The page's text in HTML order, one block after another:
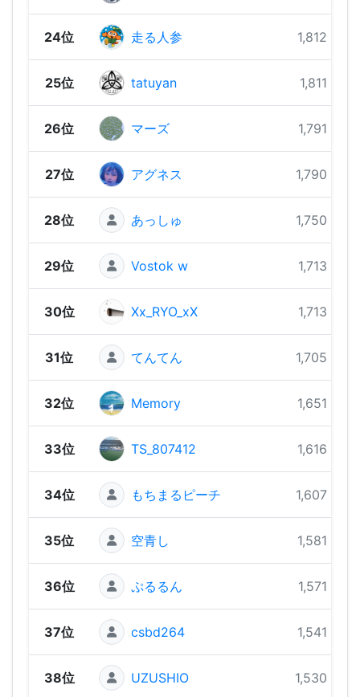
24位 走る人参 1,812 pts
25位 tatuyan 1,811 pts
26位 マーズ 1,791 pts
27位 アグネス 1,790 pts
28位 あっしゅ 1,750 pts
29位 Vostok w 1,713 pts
30位 Xx_RYO_xX 1,713 pts
31位 てんてん 1,705 pts
32位 Memory 1,651 pts
33位 TS_807412 1,616 pts
34位 もちまるピーチ 1,607 pts
35位 空青し 1,581 pts
36位 ぷるるん 1,571 pts
37位 csbd264 1,541 pts
38位 UZUSHIO 1,530 pts